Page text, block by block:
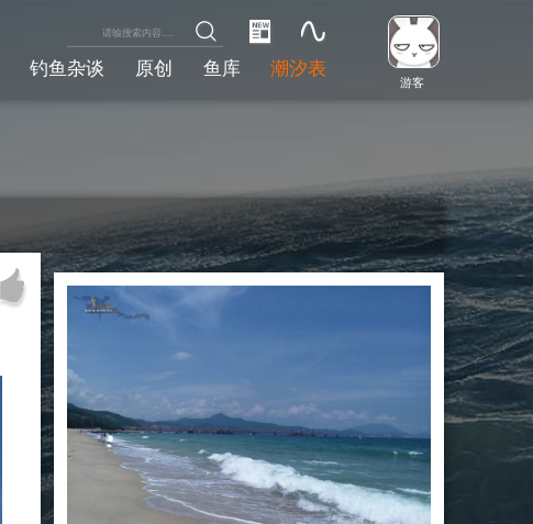
游客
钓鱼杂谈 原创 鱼库 潮汐表